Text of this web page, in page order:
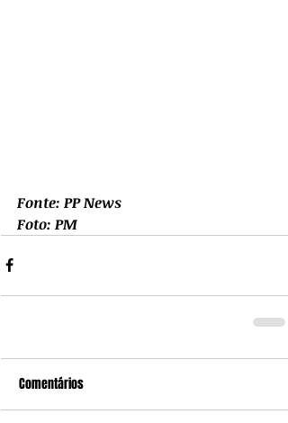
Fonte: PP News
Foto: PM
Comentários